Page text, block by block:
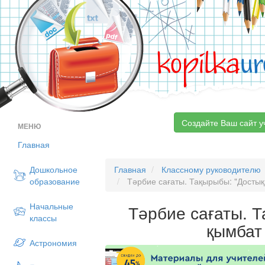
kopilka
МЕНЮ
Главная
Дошкольное
образование
Начальные
классы
Астрономия
Создайте Ваш сайт
Главная
Классному руководителю
Тәрбие сағаты. Тақырыбы:
Тәрбие сағаты.